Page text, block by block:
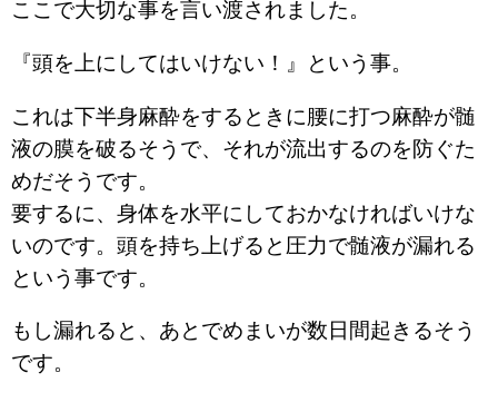
ここで大切な事を言い渡されました。
『頭を上にしてはいけない！』という事。
これは下半身麻酔をするときに腰に打つ麻酔が髄
液の膜を破るそうで、それが流出するのを防ぐた
めだそうです。
要するに、身体を水平にしておかなければいけな
いのです。頭を持ち上げると圧力で髄液が漏れる
という事です。
もし漏れると、あとでめまいが数日間起きるそう
です。